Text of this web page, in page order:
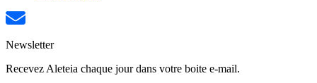
Newsletter
Recevez Aleteia chaque jour dans votre boite e-mail.